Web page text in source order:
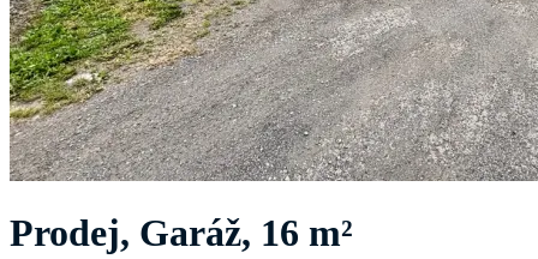
Prodej, Garáž, 16 m²